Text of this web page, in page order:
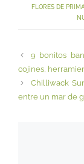
FLORES DE
9 bonitos
cojines,
Chilliwack
entre un mar de